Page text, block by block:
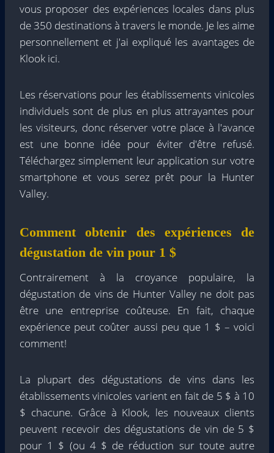
vous proposer des expériences locales dans plus
de 350 destinations à travers le monde. Je les aime
personnellement et j'ai expliqué les avantages de
Klook ici.
Les réservations pour les établissements vinicoles
individuels sont de plus en plus attrayantes pour
les visiteurs, donc réserver votre place à l'avance
est une bonne idée pour éviter d'être refusé.
Téléchargez simplement leur application sur votre
smartphone et vous serez prêt pour la Hunter
Valley.
Comment obtenir des expériences de
dégustation de vin pour 1 $
Contrairement à la croyance populaire, la
dégustation de vins de Hunter Valley ne doit pas
être une entreprise coûteuse. En fait, chaque
expérience peut coûter aussi peu que 1 $ – voici
comment!
La plupart des dégustations de vins dans les
établissements vinicoles varient en fait de 5 $ à 10
$ chacune. Grâce à Klook, les nouveaux clients
peuvent recevoir des dégustations de vin de 5 $
pour 1 $ (ou 4 $ de réduction sur toute autre